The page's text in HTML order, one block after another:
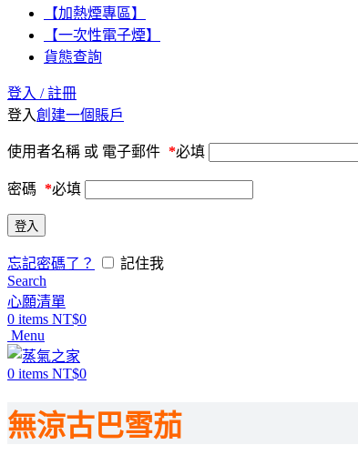
【加熱煙專區】
【一次性電子煙】
貨態查詢
登入 / 註冊
登入創建一個賬戶
使用者名稱 或 電子郵件 *必填
密碼 *必填
登入
忘記密碼了？
記住我
Search
心願清單
0 items NT$0
Menu
0 items NT$0
無涼古巴雪茄